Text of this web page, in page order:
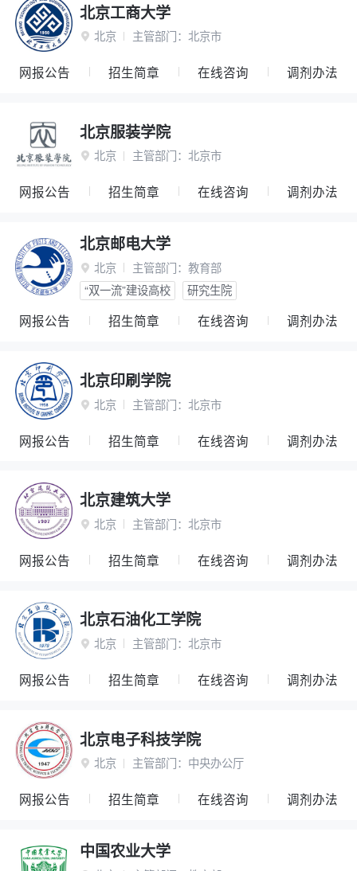
北京工商大学
 北京 主管部门： 北京市
网报公告 招生简章 在线咨询 调剂办法
北京服装学院
 北京 主管部门： 北京市
网报公告 招生简章 在线咨询 调剂办法
北京邮电大学
 北京 主管部门： 教育部
“双一流”建设高校
研究生院
网报公告 招生简章 在线咨询 调剂办法
北京印刷学院
 北京 主管部门： 北京市
网报公告 招生简章 在线咨询 调剂办法
北京建筑大学
 北京 主管部门： 北京市
网报公告 招生简章 在线咨询 调剂办法
北京石油化工学院
 北京 主管部门： 北京市
网报公告 招生简章 在线咨询 调剂办法
北京电子科技学院
 北京 主管部门： 中央办公厅
网报公告 招生简章 在线咨询 调剂办法
中国农业大学